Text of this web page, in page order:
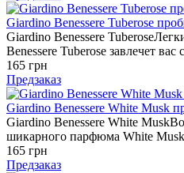
Giardino Benessere Tuberose
Giardino Benessere
Benessere Tuberose завлечет вас
165 грн
Предзаказ
Giardino Benessere White Musk
Giardino Benessere White
шикарного парфюма White
165 грн
Предзаказ